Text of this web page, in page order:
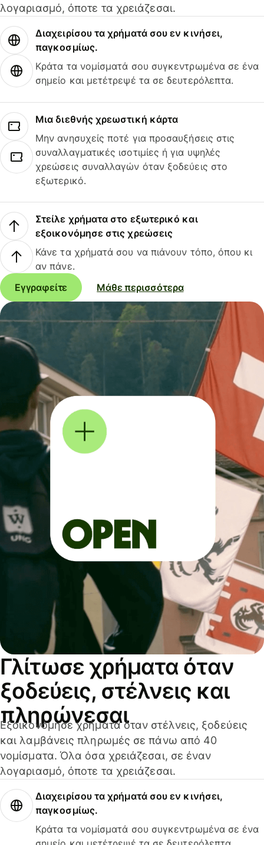
λογαριασμό, όποτε τα χρειάζεσαι.
Διαχειρίσου τα χρήματά σου εν κινήσει,
παγκοσμίως.
Κράτα τα νομίσματά σου συγκεντρωμένα σε ένα
σημείο και μετέτρεψέ τα σε δευτερόλεπτα.
Μια διεθνής χρεωστική κάρτα
Μην ανησυχείς ποτέ για προσαυξήσεις στις
συναλλαγματικές ισοτιμίες ή για υψηλές
χρεώσεις συναλλαγών όταν ξοδεύεις στο
εξωτερικό.
Στείλε χρήματα στο εξωτερικό και
εξοικονόμησε στις χρεώσεις
Κάνε τα χρήματά σου να πιάνουν τόπο, όπου κι
αν πάνε.
Εγγραφείτε
Μάθε περισσότερα
Γλίτωσε χρήματα όταν
ξοδεύεις, στέλνεις και
πληρώνεσαι
Εξοικονόμησε χρήματα όταν στέλνεις, ξοδεύεις
και λαμβάνεις πληρωμές σε πάνω από 40
νομίσματα. Όλα όσα χρειάζεσαι, σε έναν
λογαριασμό, όποτε τα χρειάζεσαι.
Διαχειρίσου τα χρήματά σου εν κινήσει,
παγκοσμίως.
Κράτα τα νομίσματά σου συγκεντρωμένα σε ένα